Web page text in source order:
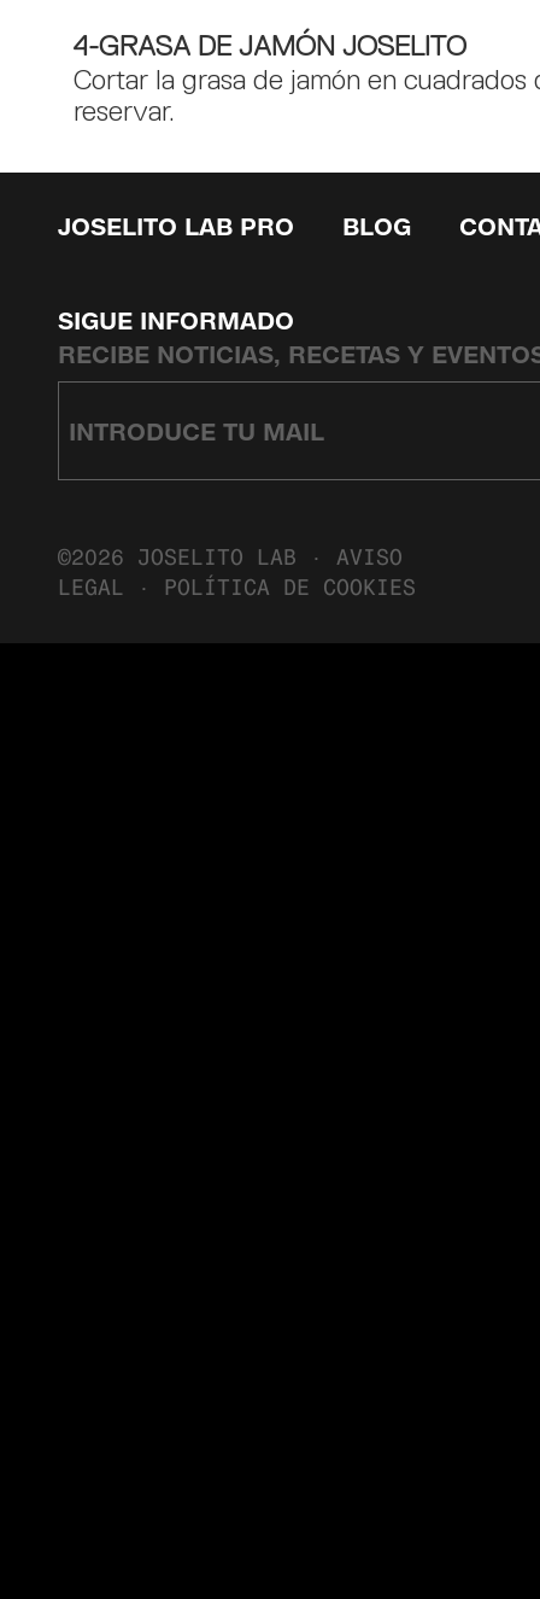
4-GRASA DE JAMÓN JOSELITO
Cortar la grasa de jamón en cuadrados
reservar.
JOSELITO LAB PRO BLOG
SIGUE INFORMADO
RECIBE NOTICIAS, RECETAS Y
©2026 JOSELITO LAB · AVISO
LEGAL · POLÍTICA DE COOKIES